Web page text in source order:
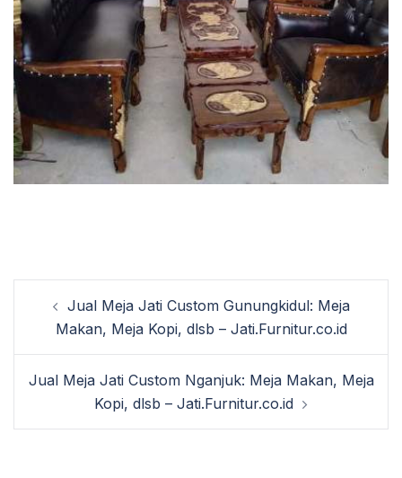
navigation
Jual Meja Jati Custom Gunungkidul: Meja
Makan, Meja Kopi, dlsb – Jati.Furnitur.co.id
Jual Meja Jati Custom Nganjuk: Meja Makan, Meja
Kopi, dlsb – Jati.Furnitur.co.id